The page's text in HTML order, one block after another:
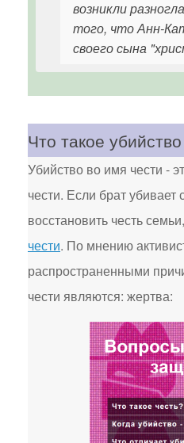
возникли
того, что Анн-
своего сына
Что такое
Убийство во имя чести -
чести. Если брат убивает
восстановить честь
чести. По мнению
распространенными
чести являются: жертва: